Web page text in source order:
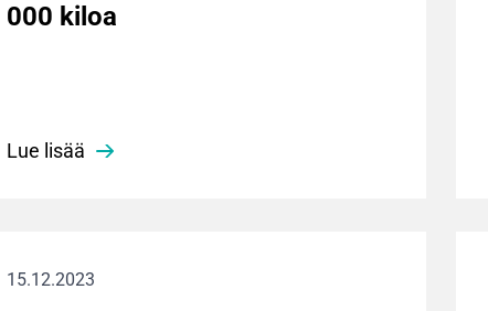
000 kiloa
Lue lisää
15.12.2023